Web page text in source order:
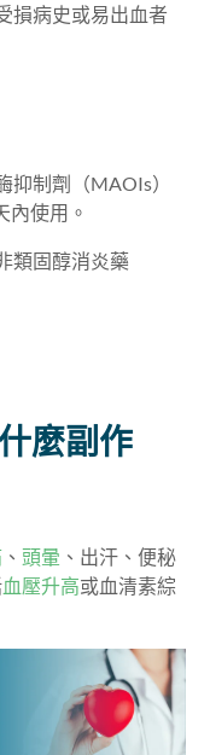
損病史或易出血者
抑制劑（MAOIs）
內使用。
類固醇消炎藥
麼副作
、 頭暈 、出汗、便秘
血壓升高或血清素綜